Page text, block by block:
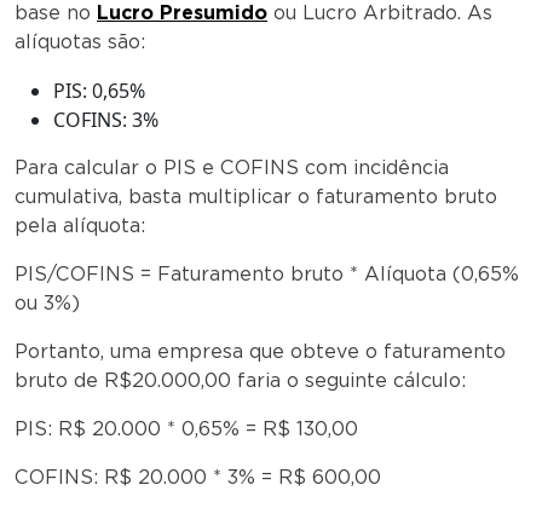
base no Lucro Presumido ou Lucro Arbitrado. As
alíquotas são:
PIS: 0,65%
COFINS: 3%
Para calcular o PIS e COFINS com incidência
cumulativa, basta multiplicar o faturamento bruto
pela alíquota:
PIS/COFINS = Faturamento bruto * Alíquota (0,65%
ou 3%)
Portanto, uma empresa que obteve o faturamento
bruto de R$20.000,00 faria o seguinte cálculo:
PIS: R$ 20.000 * 0,65% = R$ 130,00
COFINS: R$ 20.000 * 3% = R$ 600,00